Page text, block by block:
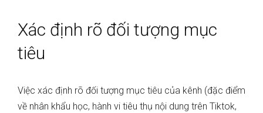
Xác định rõ đối tượng mục
tiêu
Việc xác định rõ đối tượng mục tiêu của kênh (đặc điểm
về nhân khẩu học, hành vi tiêu thụ nội dung trên Tiktok,